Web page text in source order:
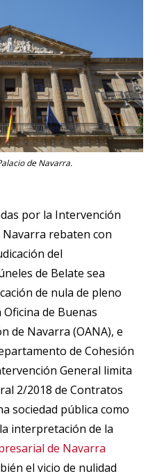
de Navarra.
por la Intervención
rebaten con
del
de Belate sea
de nula de pleno
de Buenas
de Navarra (OANA), e
de Cohesión
General limita
2/2018 de Contratos
sociedad pública como
interpretación de la
de Navarra
el vicio de nulidad